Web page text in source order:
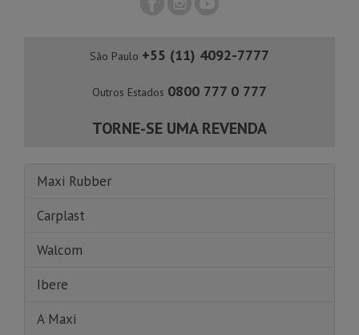
São Paulo +55 (11) 4092-7777
Outros Estados 0800 777 0 777
TORNE-SE UMA REVENDA
Maxi Rubber
Carplast
Walcom
Ibere
A Maxi